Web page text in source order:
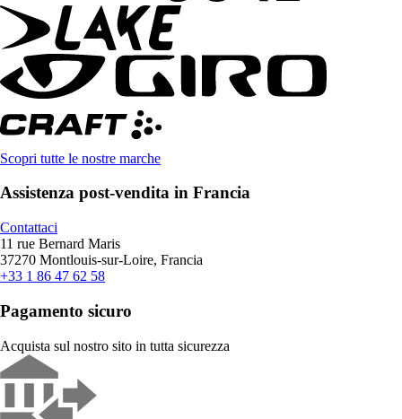
Scopri tutte le nostre marche
Assistenza post-vendita in Francia
Contattaci
11 rue Bernard Maris
37270 Montlouis-sur-Loire, Francia
+33 1 86 47 62 58
Pagamento sicuro
Acquista sul nostro sito in tutta sicurezza